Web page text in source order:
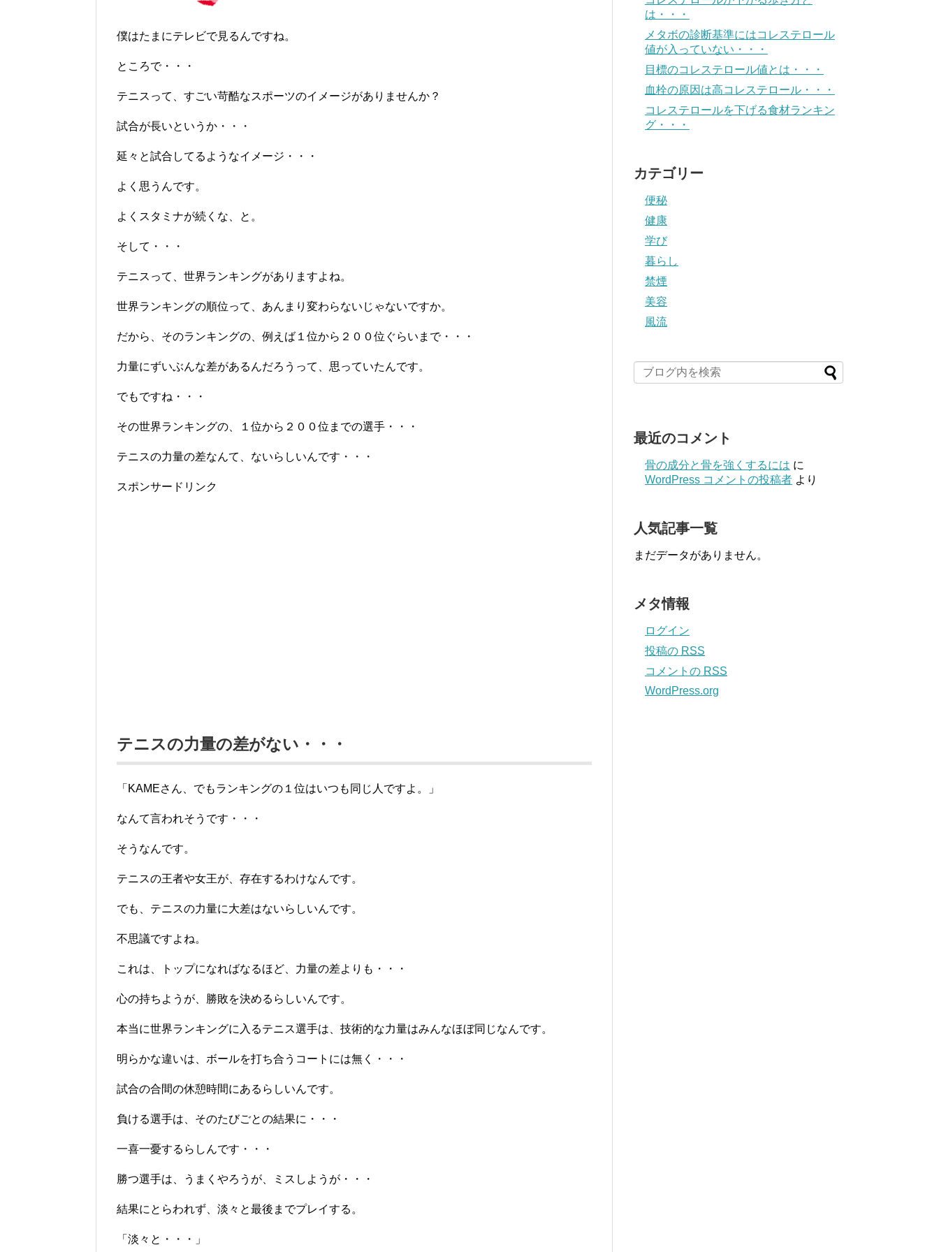
僕はたまにテレビで見るんですね。
ところで・・・
テニスって、すごい苛酷なスポーツのイメージがありませんか？
試合が長いというか・・・
延々と試合してるようなイメージ・・・
よく思うんです。
よくスタミナが続くな、と。
そして・・・
テニスって、世界ランキングがありますよね。
世界ランキングの順位って、あんまり変わらないじゃないですか。
だから、そのランキングの、例えば１位から２００位ぐらいまで・・・
力量にずいぶんな差があるんだろうって、思っていたんです。
でもですね・・・
その世界ランキングの、１位から２００位までの選手・・・
テニスの力量の差なんて、ないらしいんです・・・
スポンサードリンク
テニスの力量の差がない・・・
「KAMEさん、でもランキングの１位はいつも同じ人ですよ。」
なんて言われそうです・・・
そうなんです。
テニスの王者や女王が、存在するわけなんです。
でも、テニスの力量に大差はないらしいんです。
不思議ですよね。
これは、トップになればなるほど、力量の差よりも・・・
心の持ちようが、勝敗を決めるらしいんです。
本当に世界ランキングに入るテニス選手は、技術的な力量はみんなほぼ同じなんです。
明らかな違いは、ボールを打ち合うコートには無く・・・
試合の合間の休憩時間にあるらしいんです。
負ける選手は、そのたびごとの結果に・・・
一喜一憂するらしんです・・・
勝つ選手は、うまくやろうが、ミスしようが・・・
結果にとらわれず、淡々と最後までプレイする。
「淡々と・・・」
は・・・
メタボの診断基準にはコレステロール
値が入っていない・・・
目標のコレステロール値とは・・・
血栓の原因は高コレステロール・・・
コレステロールを下げる食材ランキン
グ・・・
カテゴリー
便秘
健康
学び
暮らし
禁煙
美容
風流
最近のコメント
骨の成分と骨を強くするには に
WordPress コメントの投稿者 より
人気記事一覧
まだデータがありません。
メタ情報
ログイン
投稿の RSS
コメントの RSS
WordPress.org